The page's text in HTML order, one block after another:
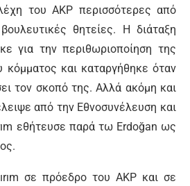
του ΑΚΡ περισσότερες από
θητείες. Η διάταξη
για την περιθωριοποίηση της
κόμματος και καταργήθηκε όταν
τον σκοπό της. Αλλά ακόμη και
από την Εθνοσυνέλευση και
εθήτευσε παρά τω Erdoğan ως
σε πρόεδρο του ΑΚΡ και σε